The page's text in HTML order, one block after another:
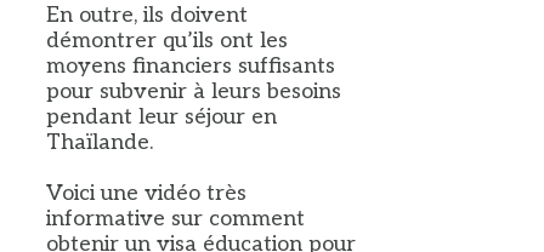
En outre, ils doivent
démontrer qu’ils ont les
moyens financiers suffisants
pour subvenir à leurs besoins
pendant leur séjour en
Thaïlande.
Voici une vidéo très
informative sur comment
obtenir un visa éducation pour